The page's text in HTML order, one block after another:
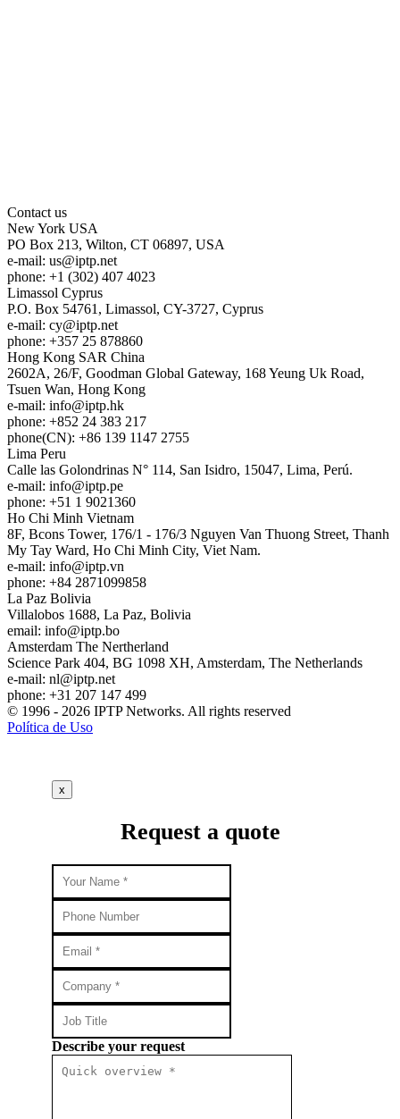
Contact us
New York USA
PO Box 213, Wilton, CT 06897, USA
e-mail: us
iptp.net
phone: +1 (302) 407 4023
Limassol Cyprus
P.O. Box 54761, Limassol, CY-3727, Cyprus
e-mail: cy
iptp.net
phone: +357 25 878860
Hong Kong SAR China
2602A, 26/F, Goodman Global Gateway, 168 Yeung Uk Road,
Tsuen Wan, Hong Kong
e-mail: info
iptp.hk
phone: +852 24 383 217
phone(CN): +86 139 1147 2755
Lima Peru
Calle las Golondrinas N° 114, San Isidro, 15047, Lima, Perú.
e-mail: info
iptp.pe
phone: +51 1 9021360
Ho Chi Minh Vietnam
8F, Bcons Tower, 176/1 - 176/3 Nguyen Van Thuong Street, Thanh
My Tay Ward, Ho Chi Minh City, Viet Nam.
e-mail: info
iptp.vn
phone: +84 2871099858
La Paz Bolivia
Villalobos 1688, La Paz, Bolivia
email: info
iptp.bo
Amsterdam The Nertherland
Science Park 404, BG 1098 XH, Amsterdam, The Netherlands
e-mail: nl
iptp.net
phone: +31 207 147 499
© 1996 - 2026 IPTP Networks. All rights reserved
Política de Uso
x
Request a quote
Describe your request